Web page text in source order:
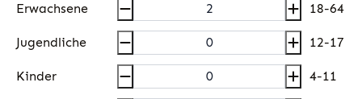
Erwachsene 18-64
Jugendliche 12-17
Kinder 4-11